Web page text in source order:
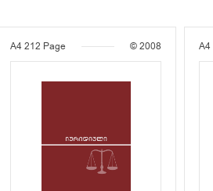
A4 212 Page © 2008 A4